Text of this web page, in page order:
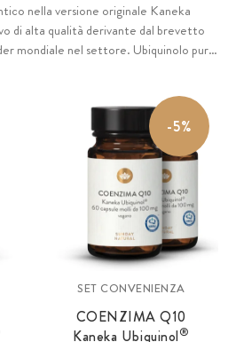
nella versione originale Kaneka
di alta qualità derivante dal brevetto
mondiale nel settore. Ubiquinolo puro
-5%
SET CONVENIENZA
COENZIMA Q10
Kaneka Ubiquinol®